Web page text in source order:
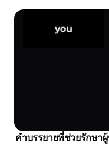
คำบรรยายที่ช่วยรักษา